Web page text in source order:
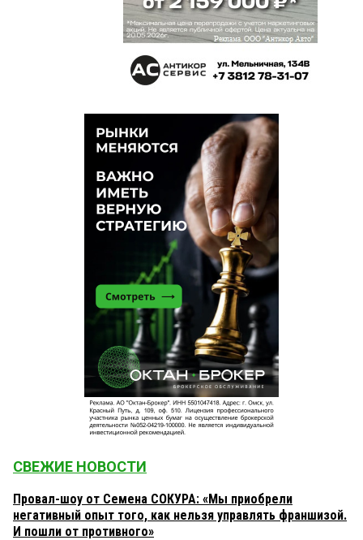
СВЕЖИЕ НОВОСТИ
Провал-шоу от Семена СОКУРА: «Мы приобрели
негативный опыт того, как нельзя управлять франшизой.
И пошли от противного»